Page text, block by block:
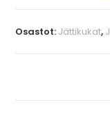
Osastot: Jättikukat,